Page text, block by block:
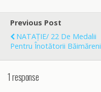
b
o
o
k
l
Previous Post
NATAȚIE/ 22 De Medalii
Pentru Înotătorii Băimăreni
1 response